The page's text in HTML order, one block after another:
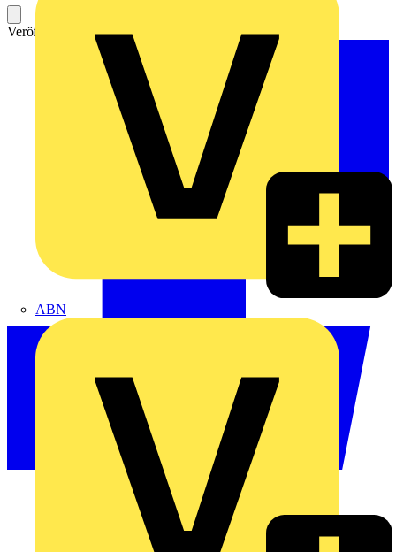
ABN
Veröffentlicht: 23. Oktober 2024 Kategorie: News